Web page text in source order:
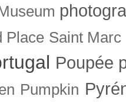
Place Saint Marc
Poupée
Pumpkin